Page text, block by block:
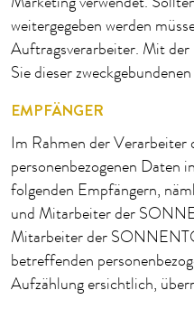
weitergegeben werden
Auftragsverarbeiter. Mit
Sie dieser
EMPFÄNGER
Im Rahmen der Verarbeiter
personenbezogenen Daten
folgenden Empfängern,
und Mitarbeiter der
Mitarbeiter der
betreffenden
Aufzählung ersichtlich,